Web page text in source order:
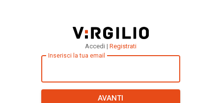
Accedi | Registrati
Inserisci la tua email
AVANTI